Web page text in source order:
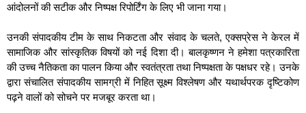
आंदोलनों की सटीक और निष्पक्ष रिपोर्टिंग के लिए भी जाना गया।
उनकी संपादकीय टीम के साथ निकटता और संवाद के चलते, एक्सप्रेस ने केरल में
सामाजिक और सांस्कृतिक विषयों को नई दिशा दी। बालकृष्णन ने हमेशा पत्रकारिता
की उच्च नैतिकता का पालन किया और स्वतंत्रता तथा निष्पक्षता के पक्षधर रहे। उनके
द्वारा संचालित संपादकीय सामग्री में निहित सूक्ष्म विश्लेषण और यथार्थपरक दृष्टिकोण
पढ़ने वालों को सोचने पर मजबूर करता था।